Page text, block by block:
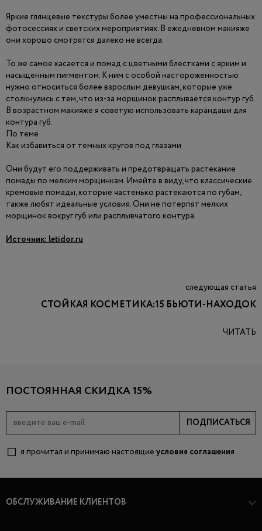
Яркие глянцевые текстуры более уместны на профессиональных
фотосессиях и светских мероприятиях. В ежедневном макияже
они хорошо смотрятся далеко не всегда.
То же самое касается и помад с цветными блестками с ярким и
насыщенным пигментом. К ним с особой настороженностью
нужно относиться более взрослым девушкам, которые уже
столкнулись с тем, что из-за морщинок расплывается контур губ.
В возрастном макияже я советую использовать карандаши для
контура губ.
По теме
Как избавиться от темных кругов под глазами
Они будут его поддерживать и предотвращать растекание
помады по мелким морщинкам. Имейте в виду, что классические
кремовые помады, которые частенько растекаются по губам,
также любят идеальные условия. Они не потерпят мелких
морщинок вокруг губ или расплывчатого контура.
Источник:letidor.ru
следующая статья
СТОЙКАЯ КОСМЕТИКА:15 БЬЮТИ-НАХОДОК
ЧИТАТЬ
ПОСТОЯННАЯ СКИДКА 15%
ПОДПИСАТЬСЯ
я прочитал и принимаю настоящие условия соглашения
ОБСЛУЖИВАНИЕ КЛИЕНТОВ